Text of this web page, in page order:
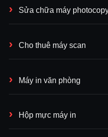
Sửa chữa máy
Cho thuê máy scan
Máy in văn phòng
Hộp mực máy in